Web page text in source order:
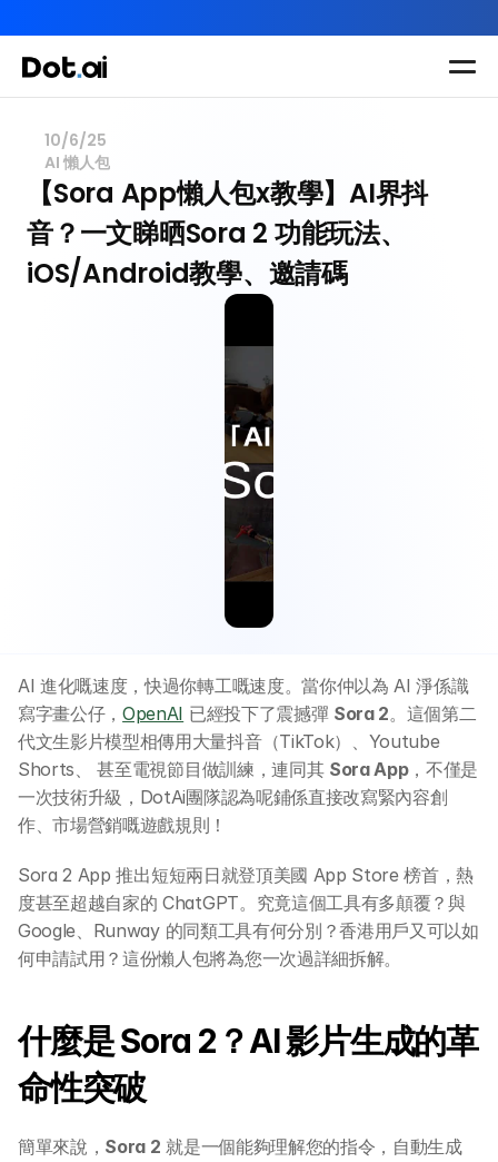
10/6/25
AI 懶人包
【Sora App懶人包x教學】AI界抖
音？一文睇晒Sora 2 功能玩法、
iOS/Android教學、邀請碼
AI 進化嘅速度，快過你轉工嘅速度。當你仲以為 AI 淨係識
寫字畫公仔，OpenAI 已經投下了震撼彈 Sora 2。這個第二
代文生影片模型相傳用大量抖音（TikTok）、Youtube
Shorts、 甚至電視節目做訓練，連同其 Sora App，不僅是
一次技術升級，DotAi團隊認為呢鋪係直接改寫緊內容創
作、市場營銷嘅遊戲規則！
Sora 2 App 推出短短兩日就登頂美國 App Store 榜首，熱
度甚至超越自家的 ChatGPT。究竟這個工具有多顛覆？與
Google、Runway 的同類工具有何分別？香港用戶又可以如
何申請試用？這份懶人包將為您一次過詳細拆解。
什麼是 Sora 2？AI 影片生成的革
命性突破
簡單來說， Sora 2 就是一個能夠理解您的指令，自動生成
Dot.AI Academy
全港最貼地AI課程
三大恆常課程 主題課程
所有課程
多種專項技能提
升課程
助你全面掌握AI
實用課程
我們有三大課程